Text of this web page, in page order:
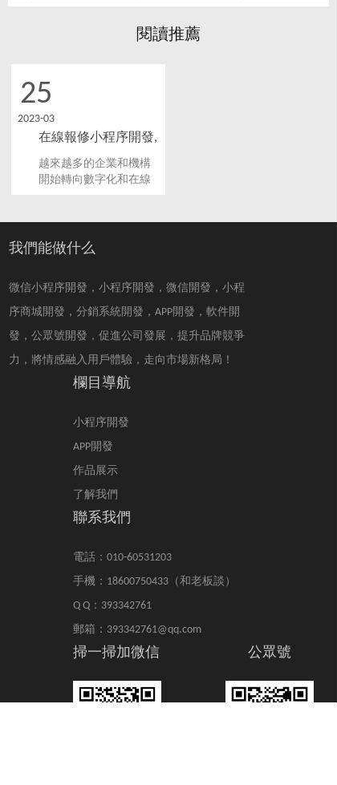
閱讀推薦
25
2023-03
在線報修小程序開發,
打造全新的報修系統
越來越多的企業和機構
開始轉向數字化和在線
常會涉及到繁瑣的紙質
到快速有效的處理。在
線報修小程序開發成為
選擇。
我們能做什么
微信小程序開發，小程序開發，微信開發，小程
序商城開發，分銷系統開發，APP開發，軟件開
發，公眾號開發，促進公司發展，提升品牌競爭
力，將情感融入用戶體驗，走向市場新格局！
欄目導航
小程序開發
APP開發
作品展示
了解我們
聯系我們
電話：010-60531203
手機：18600750433（和老板談）
Q Q：393342761
郵箱：393342761@qq.com
掃一掃加微信 公眾號